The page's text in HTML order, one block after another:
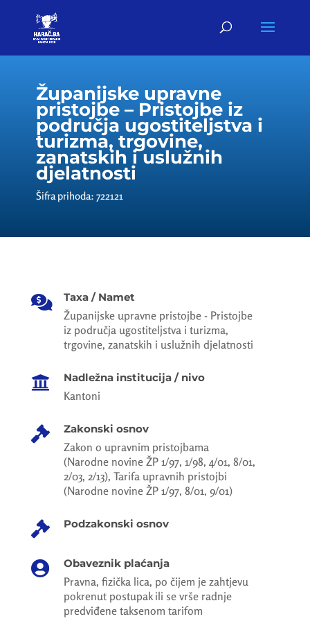
Županijske upravne
pristojbe – Pristojbe iz
područja ugostiteljstva i
turizma, trgovine,
zanatskih i uslužnih
djelatnosti
Šifra prihoda: 722121
 Taxa / Namet
Županijske upravne pristojbe - Pristojbe
iz područja ugostiteljstva i turizma,
trgovine, zanatskih i uslužnih djelatnosti
 Nadležna institucija / nivo
Kantoni
 Zakonski osnov
Zakon o upravnim pristojbama
(Narodne novine ŽP 1/97, 1/98, 4/01, 8/01,
2/03, 2/13), Tarifa upravnih pristojbi
(Narodne novine ŽP 1/97, 8/01, 9/01)
 Podzakonski osnov
 Obaveznik plaćanja
Pravna, fizička lica, po čijem je zahtjevu
pokrenut postupak ili se vrše radnje
predviđene taksenom tarifom